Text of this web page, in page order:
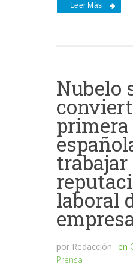
Leer Más
Nubelo
primera
trabajar
laboral
por Redacción en
Prensa